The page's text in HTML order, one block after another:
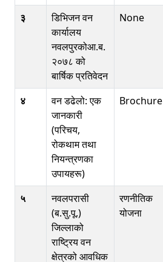
३
डिभिजन वन
कार्यालय
नवलपुरकोआ.ब.
२०७८ को
बार्षिक प्रतिवेदन
None
४
वन डढेलो: एक
जानकारी
(परिचय,
रोकथाम तथा
नियन्त्रणका
उपायहरू)
Brochure
५
नवलपरासी
(ब.सु.पू.)
जिल्लाको
राष्ट्रिय वन
क्षेत्रको आवधिक
रणनीतिक
योजना